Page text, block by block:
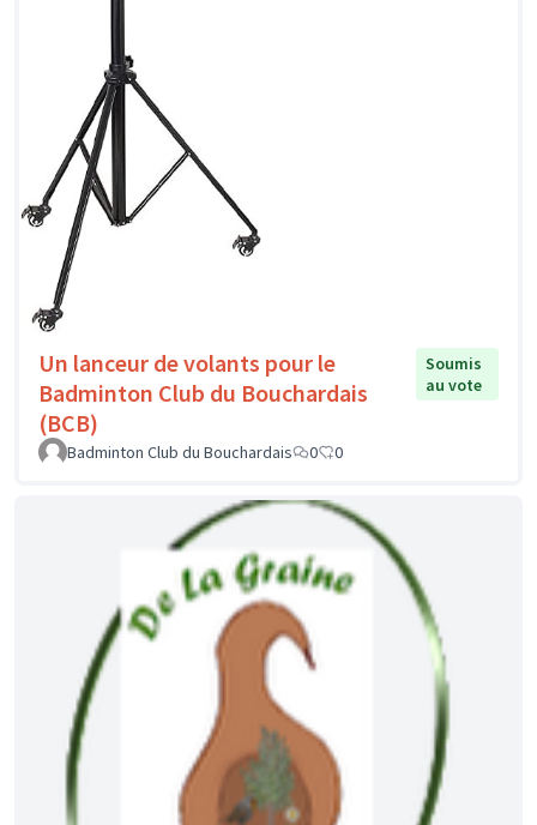
Un lanceur de volants pour le
Badminton Club du Bouchardais
(BCB)
Soumis
au vote
Badminton Club du Bouchardais 0 0